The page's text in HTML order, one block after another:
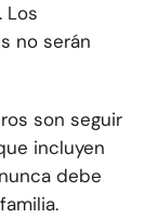
Los
no serán
son seguir
incluyen
debe